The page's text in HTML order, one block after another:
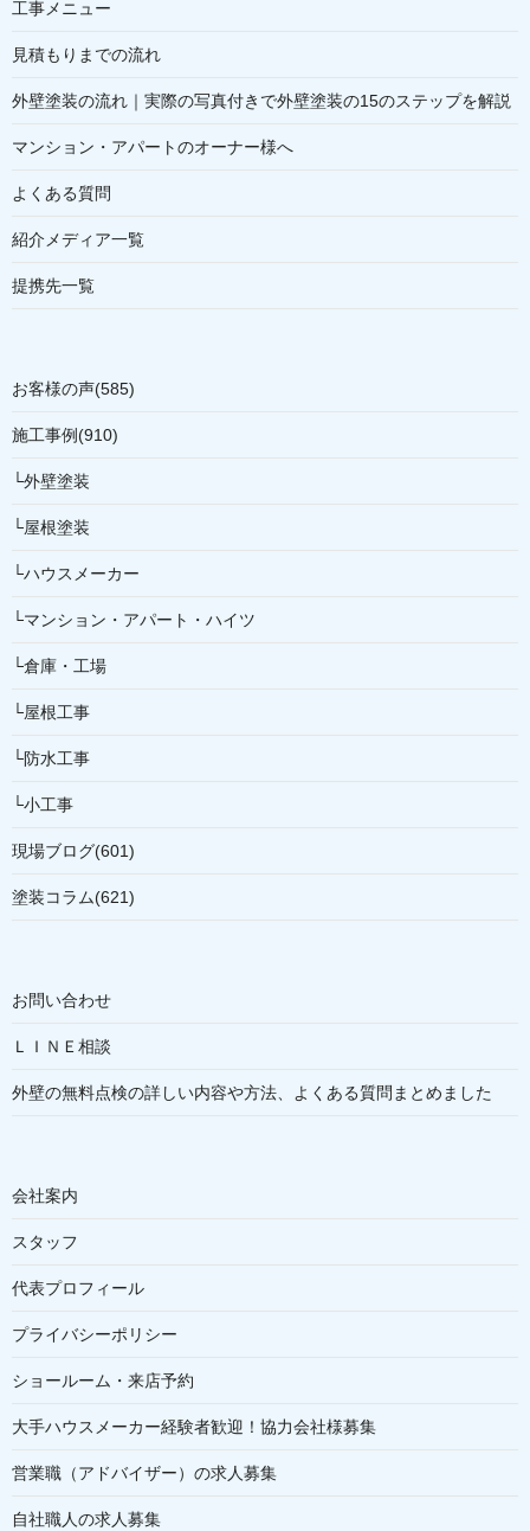
工事メニュー
見積もりまでの流れ
外壁塗装の流れ｜実際の写真付きで外壁塗装の15のステップを解説
マンション・アパートのオーナー様へ
よくある質問
紹介メディア一覧
提携先一覧
お客様の声(585)
施工事例(910)
└外壁塗装
└屋根塗装
└ハウスメーカー
└マンション・アパート・ハイツ
└倉庫・工場
└屋根工事
└防水工事
└小工事
現場ブログ(601)
塗装コラム(621)
お問い合わせ
ＬＩＮＥ相談
外壁の無料点検の詳しい内容や方法、よくある質問まとめました
会社案内
スタッフ
代表プロフィール
プライバシーポリシー
ショールーム・来店予約
大手ハウスメーカー経験者歓迎！協力会社様募集
営業職（アドバイザー）の求人募集
自社職人の求人募集